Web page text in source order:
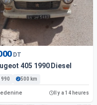
2012 – Très Bon É...
DT
405 1990 Diesel
500 km
Il y a 14 heures